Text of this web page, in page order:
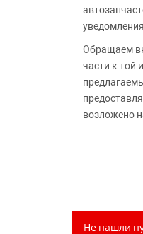
Обращаем
части к той
возложено
Не нашли